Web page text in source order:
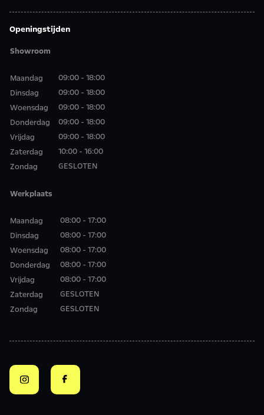
Openingstijden
Showroom
Maandag
Dinsdag
Woensdag
Donderdag
Vrijdag
Zaterdag
Zondag
09:00 - 18:00
09:00 - 18:00
09:00 - 18:00
09:00 - 18:00
09:00 - 18:00
10:00 - 16:00
GESLOTEN
Werkplaats
Maandag
Dinsdag
Woensdag
Donderdag
Vrijdag
Zaterdag
Zondag
08:00 - 17:00
08:00 - 17:00
08:00 - 17:00
08:00 - 17:00
08:00 - 17:00
GESLOTEN
GESLOTEN